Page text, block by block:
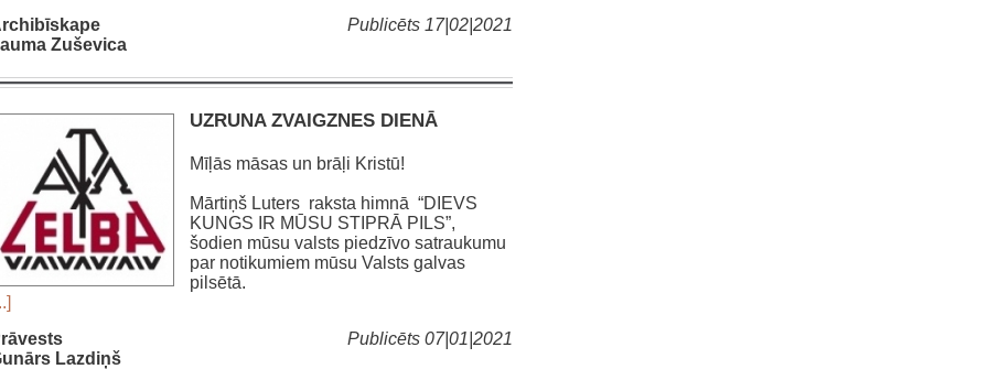
Publicēts 17|02|2021
Zuševica
UZRUNA ZVAIGZNES DIENĀ
Mīļās māsas un brāļi Kristū!
Mārtiņš Luters raksta himnā “DIEVS
KUNGS IR MŪSU STIPRĀ PILS”,
šodien mūsu valsts piedzīvo satraukumu
par notikumiem mūsu Valsts galvas
pilsētā.
Publicēts 07|01|2021
Lazdiņš